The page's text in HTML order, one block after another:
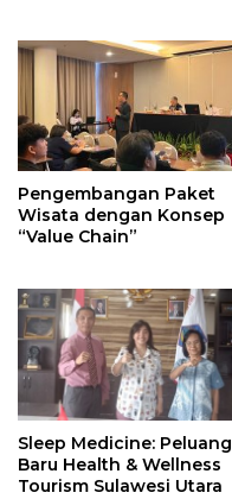
Pengembangan Paket
Wisata dengan Konsep
“Value Chain”
Sleep Medicine: Peluang
Baru Health & Wellness
Tourism Sulawesi Utara